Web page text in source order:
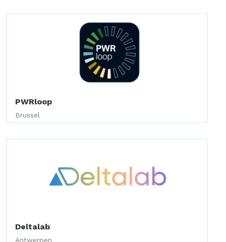
PWRloop
Brussel
Deltalab
Antwerpen